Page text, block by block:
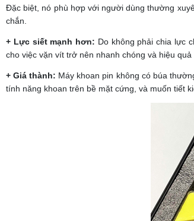
Đặc biệt, nó phù hợp với người dùng thường
chắn.
+ Lực siết mạnh hơn: Do không phải chia lực
cho việc vặn vít trở nên nhanh chóng và hiệu
+ Giá thành: Máy khoan pin không có búa
tính năng khoan trên bề mặt cứng, và muốn tiết